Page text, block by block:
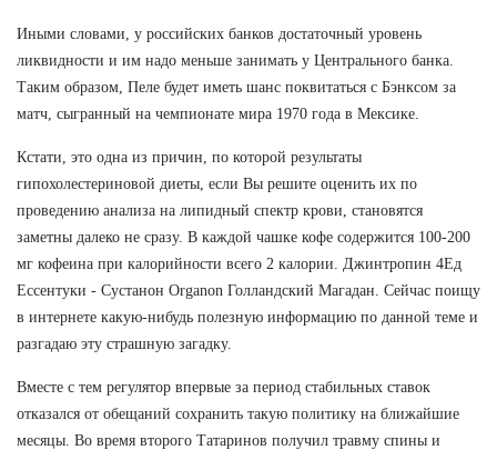
Иными словами, у российских банков достаточный уровень
ликвидности и им надо меньше занимать у Центрального банка.
Таким образом, Пеле будет иметь шанс поквитаться с Бэнксом за
матч, сыгранный на чемпионате мира 1970 года в Мексике.
Кстати, это одна из причин, по которой результаты
гипохолестериновой диеты, если Вы решите оценить их по
проведению анализа на липидный спектр крови, становятся
заметны далеко не сразу. В каждой чашке кофе содержится 100-200
мг кофеина при калорийности всего 2 калории. Джинтропин 4Ед
Ессентуки - Сустанон Organon Голландский Магадан. Сейчас поищу
в интернете какую-нибудь полезную информацию по данной теме и
разгадаю эту страшную загадку.
Вместе с тем регулятор впервые за период стабильных ставок
отказался от обещаний сохранить такую политику на ближайшие
месяцы. Во время второго Татаринов получил травму спины и